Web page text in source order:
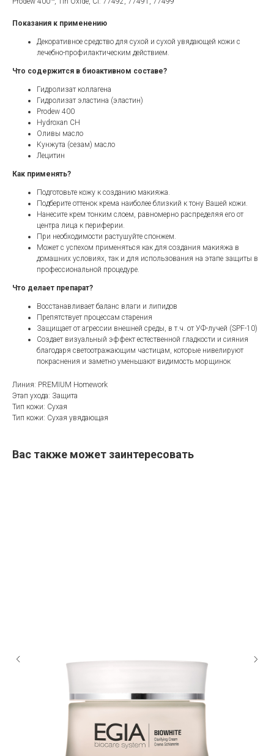
Показания к применению
Декоративное средство для сухой и сухой увядающей кожи с
лечебно-профилактическим действием.
Что содержится в биоактивном составе?
Гидролизат коллагена
Гидролизат эластина (эластин)
Prodew 400
Hydroxan CH
Оливы масло
Кунжута (сезам) масло
Лецитин
Как применять?
Подготовьте кожу к созданию макияжа.
Подберите оттенок крема наиболее близкий к тону Вашей кожи.
Нанесите крем тонким слоем, равномерно распределяя его от
центра лица к периферии.
При необходимости растушуйте спонжем.
Может с успехом применяться как для создания макияжа в
домашних условиях, так и для использования на этапе защиты в
профессиональной процедуре.
Что делает препарат?
Восстанавливает баланс влаги и липидов
Препятствует процессам старения
Защищает от агрессии внешней среды, в т.ч. от УФ-лучей (SPF-10)
Создает визуальный эффект естественной гладкости и сияния
благодаря светоотражающим частицам, которые нивелируют
покраснения и заметно уменьшают видимость морщинок
Линия: PREMIUM Homework
Этап ухода: Защита
Тип кожи: Сухая
Тип кожи: Сухая увядающая
Вас также может заинтересовать